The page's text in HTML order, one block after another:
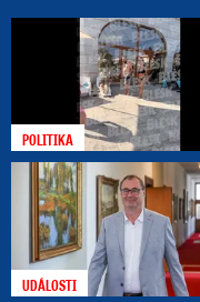
POLITIKA
UDÁLOSTI